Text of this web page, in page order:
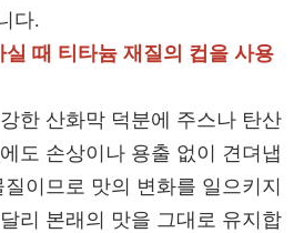
다.
때 티타늄 재질의 컵을 사용
한 산화막 덕분에 주스나 탄산
도 손상이나 용출 없이 견뎌냅
이므로 맛의 변화를 일으키지
리 본래의 맛을 그대로 유지합